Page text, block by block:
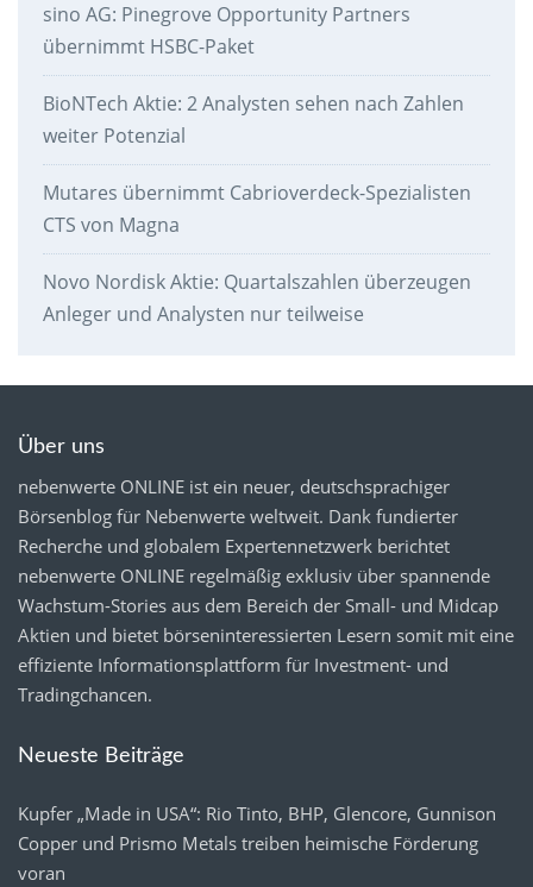
sino AG: Pinegrove Opportunity Partners
übernimmt HSBC-Paket
BioNTech Aktie: 2 Analysten sehen nach Zahlen
weiter Potenzial
Mutares übernimmt Cabrioverdeck-Spezialisten
CTS von Magna
Novo Nordisk Aktie: Quartalszahlen überzeugen
Anleger und Analysten nur teilweise
Über uns
nebenwerte ONLINE ist ein neuer, deutschsprachiger
Börsenblog für Nebenwerte weltweit. Dank fundierter
Recherche und globalem Expertennetzwerk berichtet
nebenwerte ONLINE regelmäßig exklusiv über spannende
Wachstum-Stories aus dem Bereich der Small- und Midcap
Aktien und bietet börseninteressierten Lesern somit mit eine
effiziente Informationsplattform für Investment- und
Tradingchancen.
Neueste Beiträge
Kupfer „Made in USA“: Rio Tinto, BHP, Glencore, Gunnison
Copper und Prismo Metals treiben heimische Förderung
voran